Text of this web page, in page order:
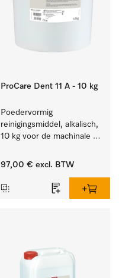
ProCare Dent 11 A - 10 kg
Poedervormig
reinigingsmiddel, alkalisch,
10 kg voor de machinale
tandheelkundige
97,00 € excl. BTW